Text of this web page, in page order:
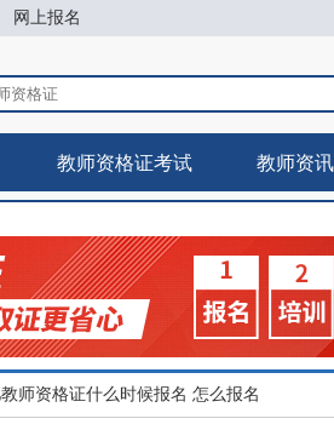
网上报名
教师资格证考试 教师资讯
师资格证什么时候报名 怎么报名